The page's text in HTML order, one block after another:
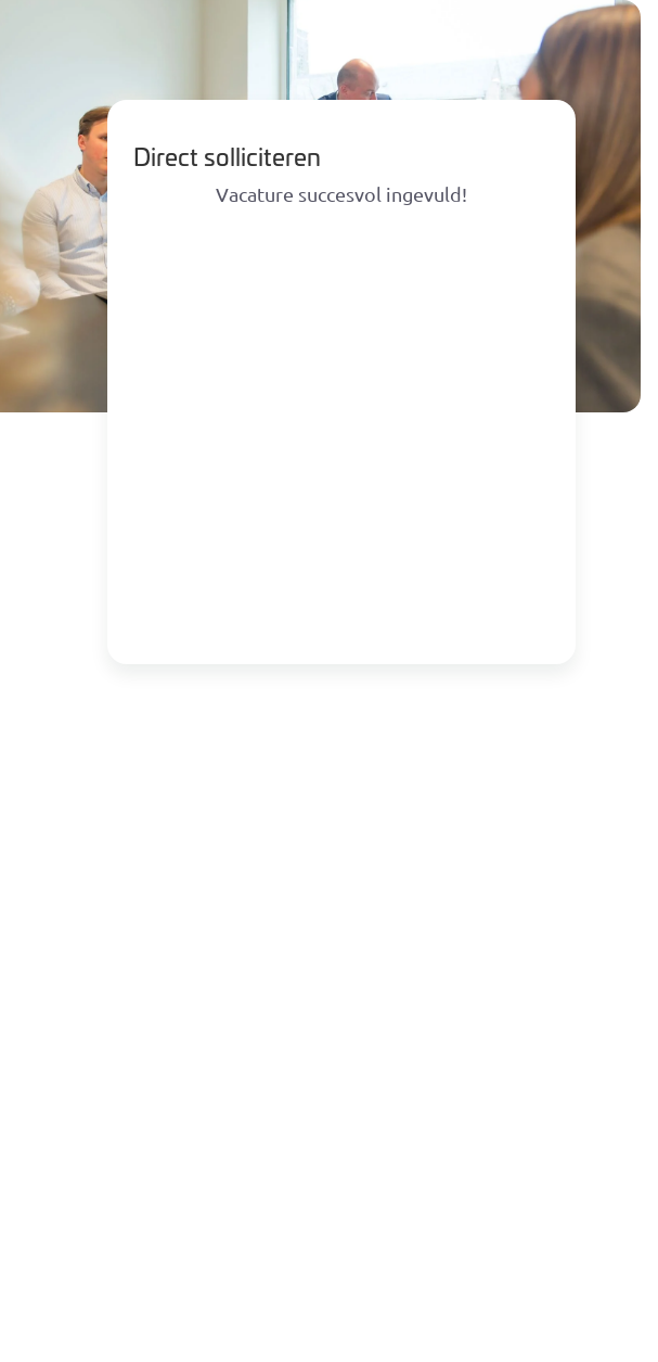
Direct solliciteren
Vacature succesvol ingevuld!